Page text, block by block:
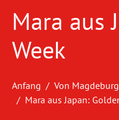
Mara aus
Week
Anfang
Von
Mara aus Japan: